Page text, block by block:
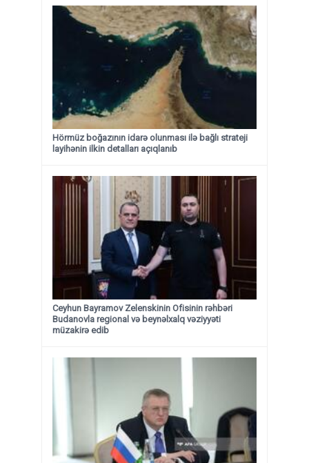
Hörmüz boğazının idarə olunması ilə bağlı strateji
layihənin ilkin detalları açıqlanıb
Ceyhun Bayramov Zelenskinin Ofisinin rəhbəri
Budanovla regional və beynəlxalq vəziyyəti
müzakirə edib